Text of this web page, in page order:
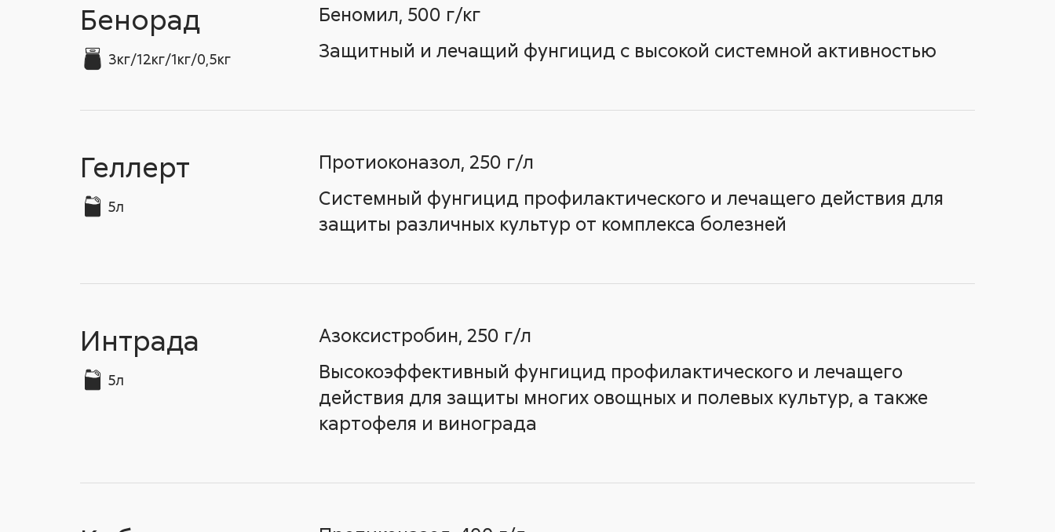
Бенорад
3кг/12кг/1кг/0,5кг
Беномил, 500 г/кг
Защитный и лечащий фунгицид с высокой системной активностью
Геллерт
5л
Протиоконазол, 250 г/л
Системный фунгицид профилактического и лечащего действия для
защиты различных культур от комплекса болезней
Интрада
5л
Азоксистробин, 250 г/л
Высокоэффективный фунгицид профилактического и лечащего
действия для защиты многих овощных и полевых культур, а также
картофеля и винограда